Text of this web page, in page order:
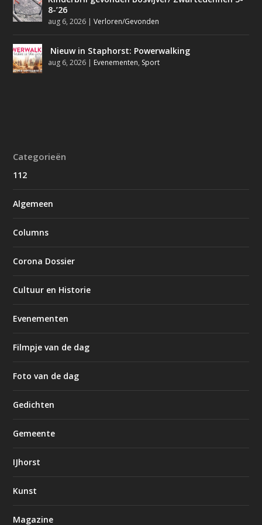
8-’26
aug 6, 2026 |Verloren/Gevonden
Nieuw in Staphorst: Powerwalking
aug 6, 2026 | Evenementen, Sport
Categorieën
112
Algemeen
Columns
Corona Dossier
Cultuur en Historie
Evenementen
Filmpje van de dag
Foto van de dag
Gedichten
Gemeente
IJhorst
Kunst
Magazine